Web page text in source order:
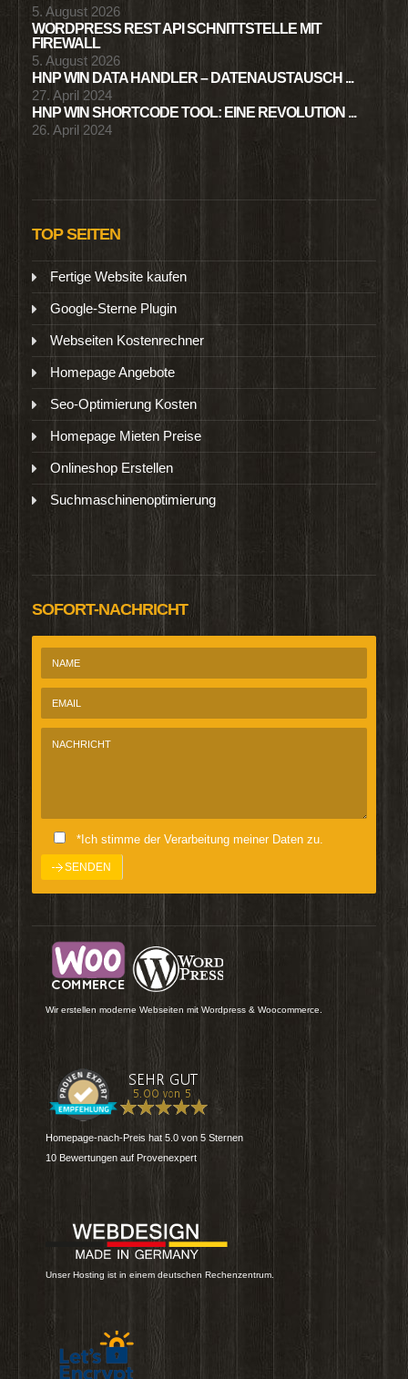
5. August 2026
WORDPRESS REST API SCHNITTSTELLE MIT
FIREWALL
5. August 2026
HNP WIN DATA HANDLER – DATENAUSTAUSCH ...
27. April 2024
HNP WIN SHORTCODE TOOL: EINE REVOLUTION ...
26. April 2024
TOP SEITEN
Fertige Website kaufen
Google-Sterne Plugin
Webseiten Kostenrechner
Homepage Angebote
Seo-Optimierung Kosten
Homepage Mieten Preise
Onlineshop Erstellen
Suchmaschinenoptimierung
SOFORT-NACHRICHT
*Ich stimme der Verarbeitung meiner Daten zu.
Wir erstellen moderne Webseiten mit Wordpress & Woocommerce.
Homepage-nach-Preis hat 5.0 von 5 Sternen
10 Bewertungen auf Provenexpert
Unser Hosting ist in einem deutschen Rechenzentrum.